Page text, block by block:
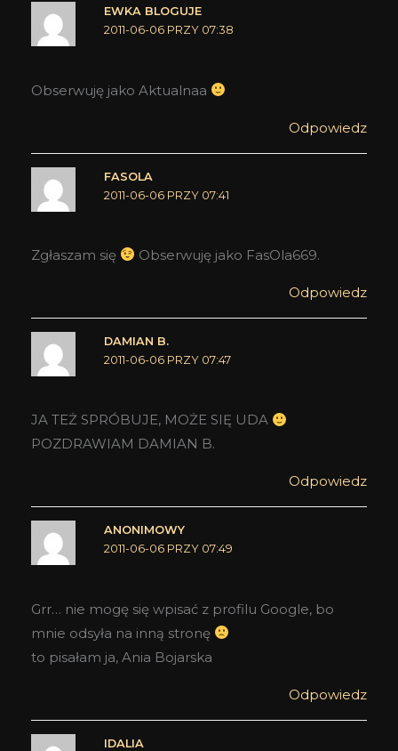
EWKA BLOGUJE
2011-06-06 PRZY 07:38
Obserwuję jako Aktualnaa
Odpowiedz
FASOLA
2011-06-06 PRZY 07:41
Zgłaszam się Obserwuję jako FasOla669.
Odpowiedz
DAMIAN B.
2011-06-06 PRZY 07:47
JA TEŻ SPRÓBUJE, MOŻE SIĘ UDA
POZDRAWIAM DAMIAN B.
Odpowiedz
ANONIMOWY
2011-06-06 PRZY 07:49
Grr… nie mogę się wpisać z profilu Google, bo
mnie odsyła na inną stronę
to pisałam ja, Ania Bojarska
Odpowiedz
IDALIA